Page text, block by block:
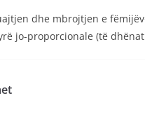
dhe mbrojtjen e
jo-proporcionale (të dhënat